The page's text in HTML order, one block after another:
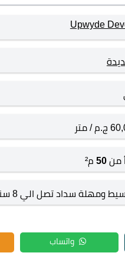
Upwyde
ج.م / متر
من50 م²
ومهلة سداد تصل الي 8 سنوات
واتساب